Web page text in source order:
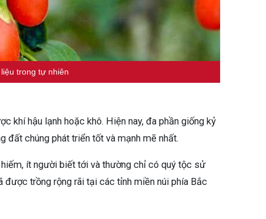
trong tự nhiên
khí hậu lạnh hoặc khô. Hiện nay, đa phần giống kỷ
đất chúng phát triển tốt và mạnh mẽ nhất.
ít người biết tới và thường chỉ có quý tộc sử
được trồng rộng rãi tại các tỉnh miền núi phía Bắc